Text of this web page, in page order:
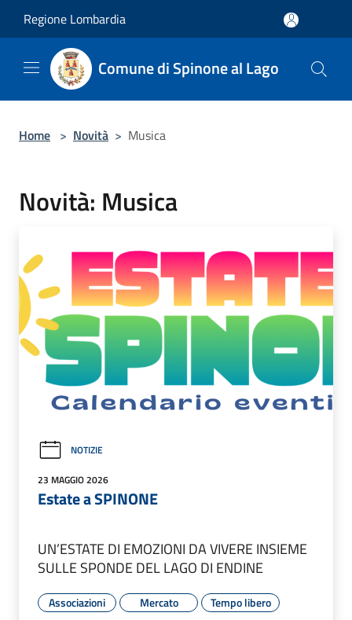
Regione Lombardia
Comune di Spinone al Lago
Home > Novità > Musica
Novità: Musica
NOTIZIE
23 MAGGIO 2026
Estate a SPINONE
UN’ESTATE DI EMOZIONI DA VIVERE INSIEME
SULLE SPONDE DEL LAGO DI ENDINE
Associazioni Mercato
Tempo libero